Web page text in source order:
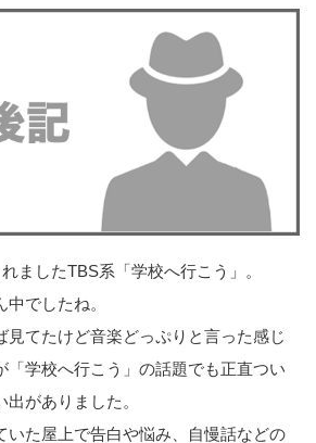
ましたTBS系「学校へ行こう」。
でしたね。
見てたけど音楽どっぷりと言った感じ
「学校へ行こう」の話題でも正直つい
がありました。
いた屋上で告白や悩み、自慢話などの